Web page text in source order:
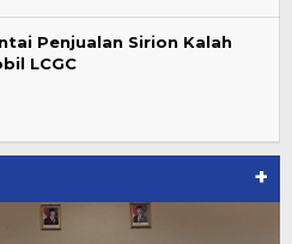
Penjualan Sirion Kalah
LCGC
+